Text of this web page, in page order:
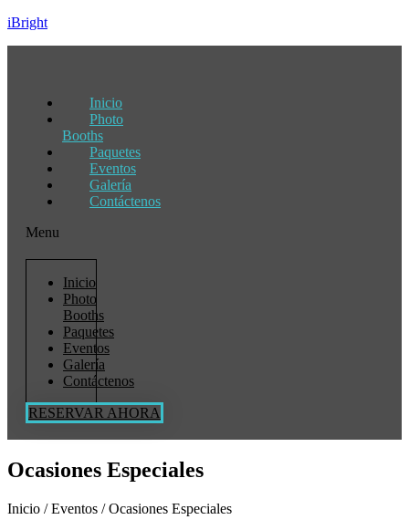
iBright
Inicio
Photo
Booths
Paquetes
Eventos
Galería
Contáctenos
Menu
Inicio
Photo
Booths
Paquetes
Eventos
Galería
Contáctenos
RESERVAR AHORA
Ocasiones Especiales
Inicio / Eventos / Ocasiones Especiales